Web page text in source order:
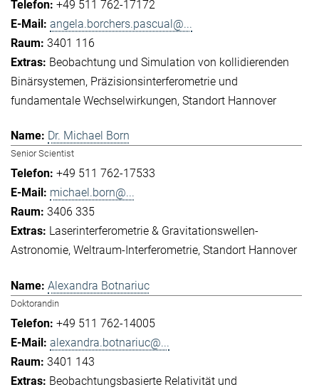
+49 511 762-17172
angela.borchers.pascual@...
3401 116
Beobachtung und Simulation von kollidierenden
Binärsystemen Präzisionsinterferometrie und
fundamentale Wechselwirkungen Standort Hannover
Dr. Michael Born
Senior Scientist
+49 511 762-17533
michael.born@...
3406 335
Laserinterferometrie & Gravitationswellen-
Astronomie Weltraum-Interferometrie Standort Hannover
Alexandra Botnariuc
Doktorandin
+49 511 762-14005
alexandra.botnariuc@...
3401 143
Beobachtungsbasierte Relativität und